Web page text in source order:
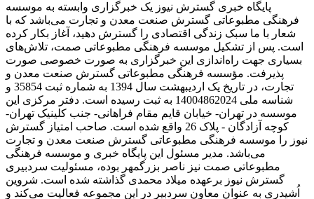
پایگاه خبری گسترش نیوز یک خبرگزاری وابسته به موسسه
فرهنگی مطبوعاتی گسترش صنعت معدن و تجارت می‌باشد که با
شعار با ما سبک زندگی اقتصادی را گسترش دهید، آغاز بکار کرده
است. پس از تشکیل موسسه فرهنگی مطبوعاتی صمت، تلاش‌های
بسیاری جهت راه‌اندازی این خبرگزاری به صورت خصوصی صورت
پذیرفت. مؤسسه فرهنگی مطبوعاتی گسترش صنعت معدن و
تجارت، در تاریخ یک اردیبهشت سال 1394 به شماره ثبت 35854 و
شناسه ملی 14004862024 به ثبت رسیده است. دفتر مرکزی این
موسسه در تهران- خیابان قایم مقام فراهانی- جنب کلینیک تهران-
کوچه آزادگان - پلاک 26 واقع شده است. صاحب امتیاز گسترش
نیوز را موسسه فرهنگی مطبوعاتی گسترش صنعت معدن و تجارت
می‌باشد. مدیر مسئول این پایگاه خبری و موسسه فرهنگی
مطبوعاتی صمت نیز ناصر بزرگمهر بوده، مسئولیت سردبیری
گسترش نیوز برعهده میلاد محمدی گذاشته شده است. شروین
اُشیدری به عنوان معاون سردبیر در این مجموعه فعالیت می‌کند و